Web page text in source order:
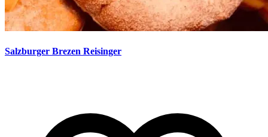
Salzburger Brezen Reisinger